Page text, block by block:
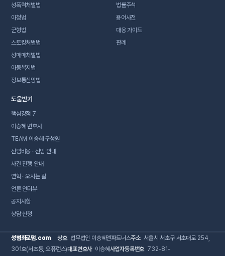
성폭력처벌법
아청법
군형법
스토킹처벌법
성매매처벌법
아동복지법
정보통신망법
법률주석
용어사전
대응 가이드
판례
도움받기
핵심강점 7
이승혜 변호사
TEAM 이승혜 구성원
선임비용 · 선임 안내
사건 진행 안내
연혁 · 오시는 길
언론 인터뷰
공지사항
상담 신청
성범죄로펌.com 상호 법무법인 이승혜앤파트너스주소 서울시 서초구 서초대로 254,
301호(서초동, 오퓨런스)대표변호사 이승혜 사업자등록번호 732-81-